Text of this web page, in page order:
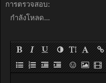
การตรวจสอบ:
กำลังโหลด...